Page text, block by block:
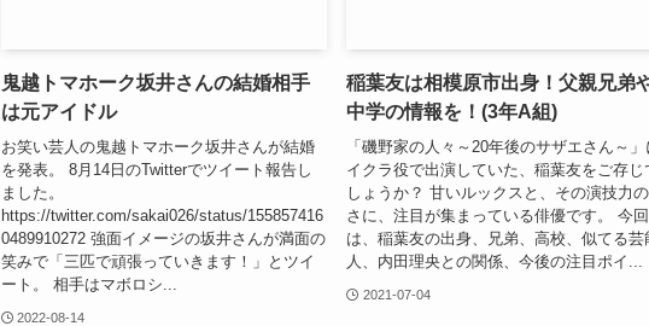
鬼越トマホーク坂井さんの結婚相手
は元アイドル
お笑い芸人の鬼越トマホーク坂井さんが結婚
を発表。 8月14日のTwitterでツイート報告し
ました。
https://twitter.com/sakai026/status/155857416
0489910272 強面イメージの坂井さんが満面の
笑みで「三匹で頑張っていきます！」とツイ
ート。 相手はマボロシ...
2022-08-14
稲葉友は相模原市出身！父親兄弟
中学の情報を！(3年A組)
「磯野家の人々～20年後のサザエさん～」
イクラ役で出演していた、稲葉友をご存じ
しょうか？ 甘いルックスと、その演技力
さに、注目が集まっている俳優です。 今回
は、稲葉友の出身、兄弟、高校、似てる芸
人、内田理央との関係、今後の注目ポイ...
2021-07-04